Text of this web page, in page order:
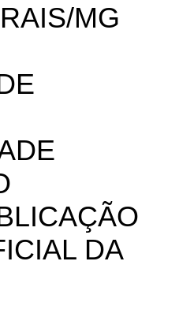
MG
DA